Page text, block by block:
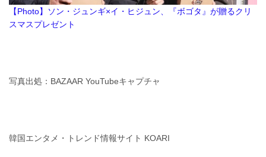
【Photo】ソン・ジュンギ×イ・ヒジュン、『ボゴタ』が贈るクリ
スマスプレゼント
写真出処：BAZAAR YouTubeキャプチャ
韓国エンタメ・トレンド情報サイト KOARI